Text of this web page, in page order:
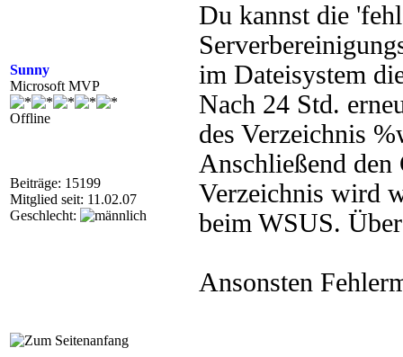
Sunny
Microsoft MVP
Offline
Beiträge: 15199
Mitglied seit: 11.02.07
Geschlecht:
Du kannst die
im Dateisystem
Nach 24 Std.
des Verzeichnis
Anschließend den
Verzeichnis wird
beim WSUS.
Ansonsten